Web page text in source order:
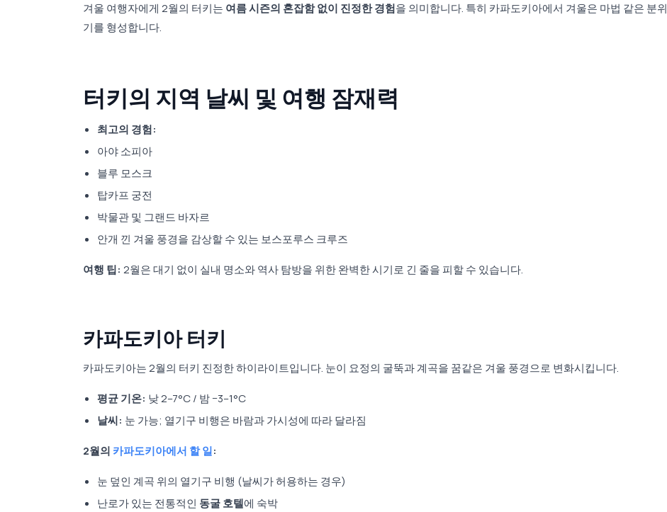
겨울 여행자에게 2월의 터키는 여름 시즌의 혼잡함 없이 진정한 경험을 의미합니다. 특히 카파도키아에서 겨울은 마법 같은 분위
기를 형성합니다.
터키의 지역 날씨 및 여행 잠재력
최고의 경험:
아야 소피아
블루 모스크
탑카프 궁전
박물관 및 그랜드 바자르
안개 낀 겨울 풍경을 감상할 수 있는 보스포루스 크루즈
여행 팁: 2월은 대기 없이 실내 명소와 역사 탐방을 위한 완벽한 시기로 긴 줄을 피할 수 있습니다.
카파도키아 터키
카파도키아는 2월의 터키 진정한 하이라이트입니다. 눈이 요정의 굴뚝과 계곡을 꿈같은 겨울 풍경으로 변화시킵니다.
평균 기온: 낮 2–7°C / 밤 −3–1°C
날씨: 눈 가능; 열기구 비행은 바람과 가시성에 따라 달라짐
2월의 카파도키아에서 할 일:
눈 덮인 계곡 위의 열기구 비행 (날씨가 허용하는 경우)
난로가 있는 전통적인 동굴 호텔에 숙박